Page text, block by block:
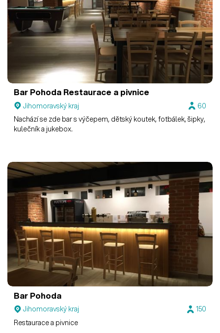
Bar Pohoda Restaurace a pivnice
Jihomoravský kraj
60
Nachází se zde bar s výčepem, dětský koutek, fotbálek, šipky,
kulečník a jukebox.
Bar Pohoda
Jihomoravský kraj
150
Restaurace a pivnice